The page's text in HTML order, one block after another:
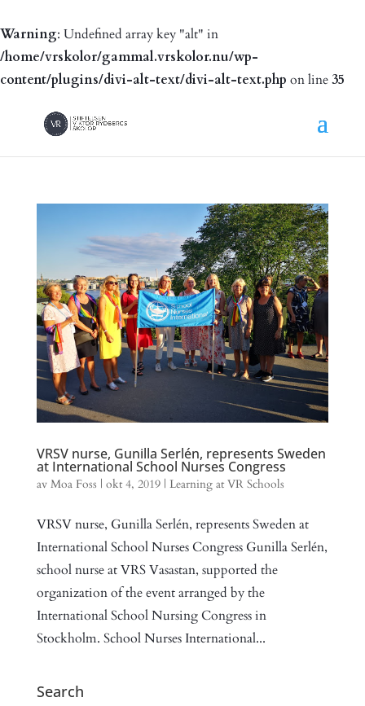
Warning: Undefined array key "alt" in
/home/vrskolor/gammal.vrskolor.nu/wp-
content/plugins/divi-alt-text/divi-alt-text.php on line35
VRSV nurse, Gunilla Serlén, represents Sweden
at International School Nurses Congress
av Moa Foss | okt 4, 2019| Learning at VR Schools
VRSV nurse, Gunilla Serlén, represents Sweden at
International School Nurses Congress Gunilla Serlén,
school nurse at VRS Vasastan, supported the
organization of the event arranged by the
International School Nursing Congress in
Stockholm. School Nurses International...
Search